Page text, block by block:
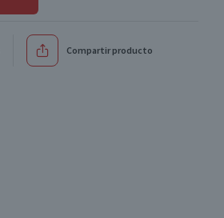
Compartir producto